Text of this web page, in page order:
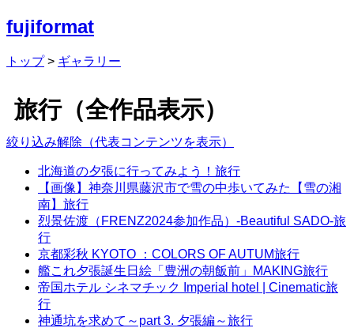
fujiformat
トップ> ギャラリー
旅行（全作品表示）
絞り込み解除（代表コンテンツを表示）
北海道の夕張に行ってみよう！ 旅行
【画像】神奈川県藤沢市で雪の中歩いてみた【雪の湘
南】 旅行
烈景佐渡（FRENZ2024参加作品）-Beautiful SADO-旅
行
京都彩秋 KYOTO ：COLORS OF AUTUM旅行
艦これ夕張誕生日絵「豊洲の朝飯前」MAKING旅行
帝国ホテル シネマチック Imperial hotel | Cinematic旅
行
神通坑を求めて～part 3. 夕張編～旅行